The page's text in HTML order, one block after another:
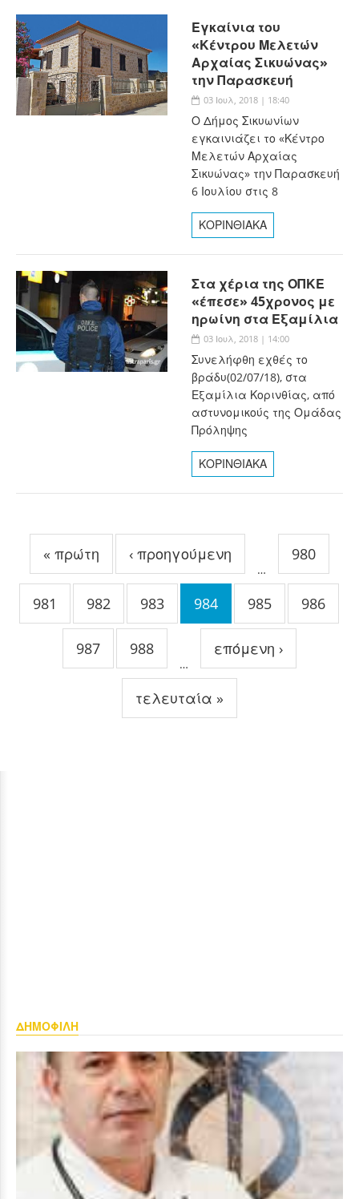
Εγκαίνια του
«Κέντρου Μελετών
Αρχαίας Σικυώνας»
την Παρασκευή
03 Ιουλ, 2018 | 18:40
Ο Δήμος Σικυωνίων
εγκαινιάζει το «Κέντρο
Μελετών Αρχαίας
Σικυώνας» την Παρασκευή
6 Ιουλίου στις 8
ΚΟΡΙΝΘΙΑΚΑ
Στα χέρια της ΟΠΚΕ
«έπεσε» 45χρονος με
ηρωίνη στα Εξαμίλια
03 Ιουλ, 2018 | 14:00
Συνελήφθη εχθές το
βράδυ(02/07/18), στα
Εξαμίλια Κορινθίας, από
αστυνομικούς της Ομάδας
Πρόληψης
ΚΟΡΙΝΘΙΑΚΑ
« πρώτη ‹ προηγούμενη
…
980
981 982 983 984 985 986
987 988
…
επόμενη ›
τελευταία »
ΔΗΜΟΦΙΛΗ